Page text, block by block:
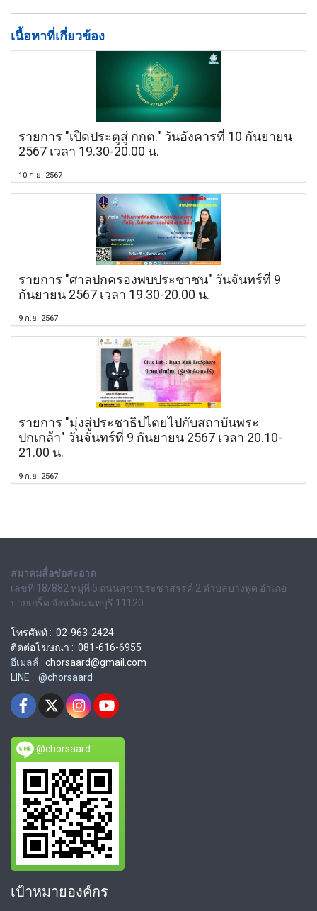
เนื้อหาที่เกี่ยวข้อง
รายการ "เปิดประตูสู่ กกต." วันอังคารที่ 10 กันยายน
2567 เวลา 19.30-20.00 น.
10 ก.ย. 2567
รายการ "ศาลปกครองพบประชาชน" วันจันทร์ที่ 9
กันยายน 2567 เวลา 19.30-20.00 น.
9 ก.ย. 2567
รายการ "มุ่งสู่ประชาธิปไตยไปกับสถาบันพระ
ปกเกล้า" วันจันทร์ที่ 9 กันยายน 2567 เวลา 20.10-
21.00 น.
9 ก.ย. 2567
สมาคมสื่อช่อสะอาด
เลขที่ 18/882 หมู่ที่ 5 ถนนสุขาประชาสรรค์ 2 ตำบลบางพูด อำเภอ
ปากเกร็ด จังหวัดนนทบุรี 11120
โทรศัพท์ : 02-963-2424
ติดต่อโฆษณา : 081-616-6955
อีเมลล์ : chorsaard@gmail.com
LINE : @chorsaard
@chorsaard
เป้าหมายองค์กร